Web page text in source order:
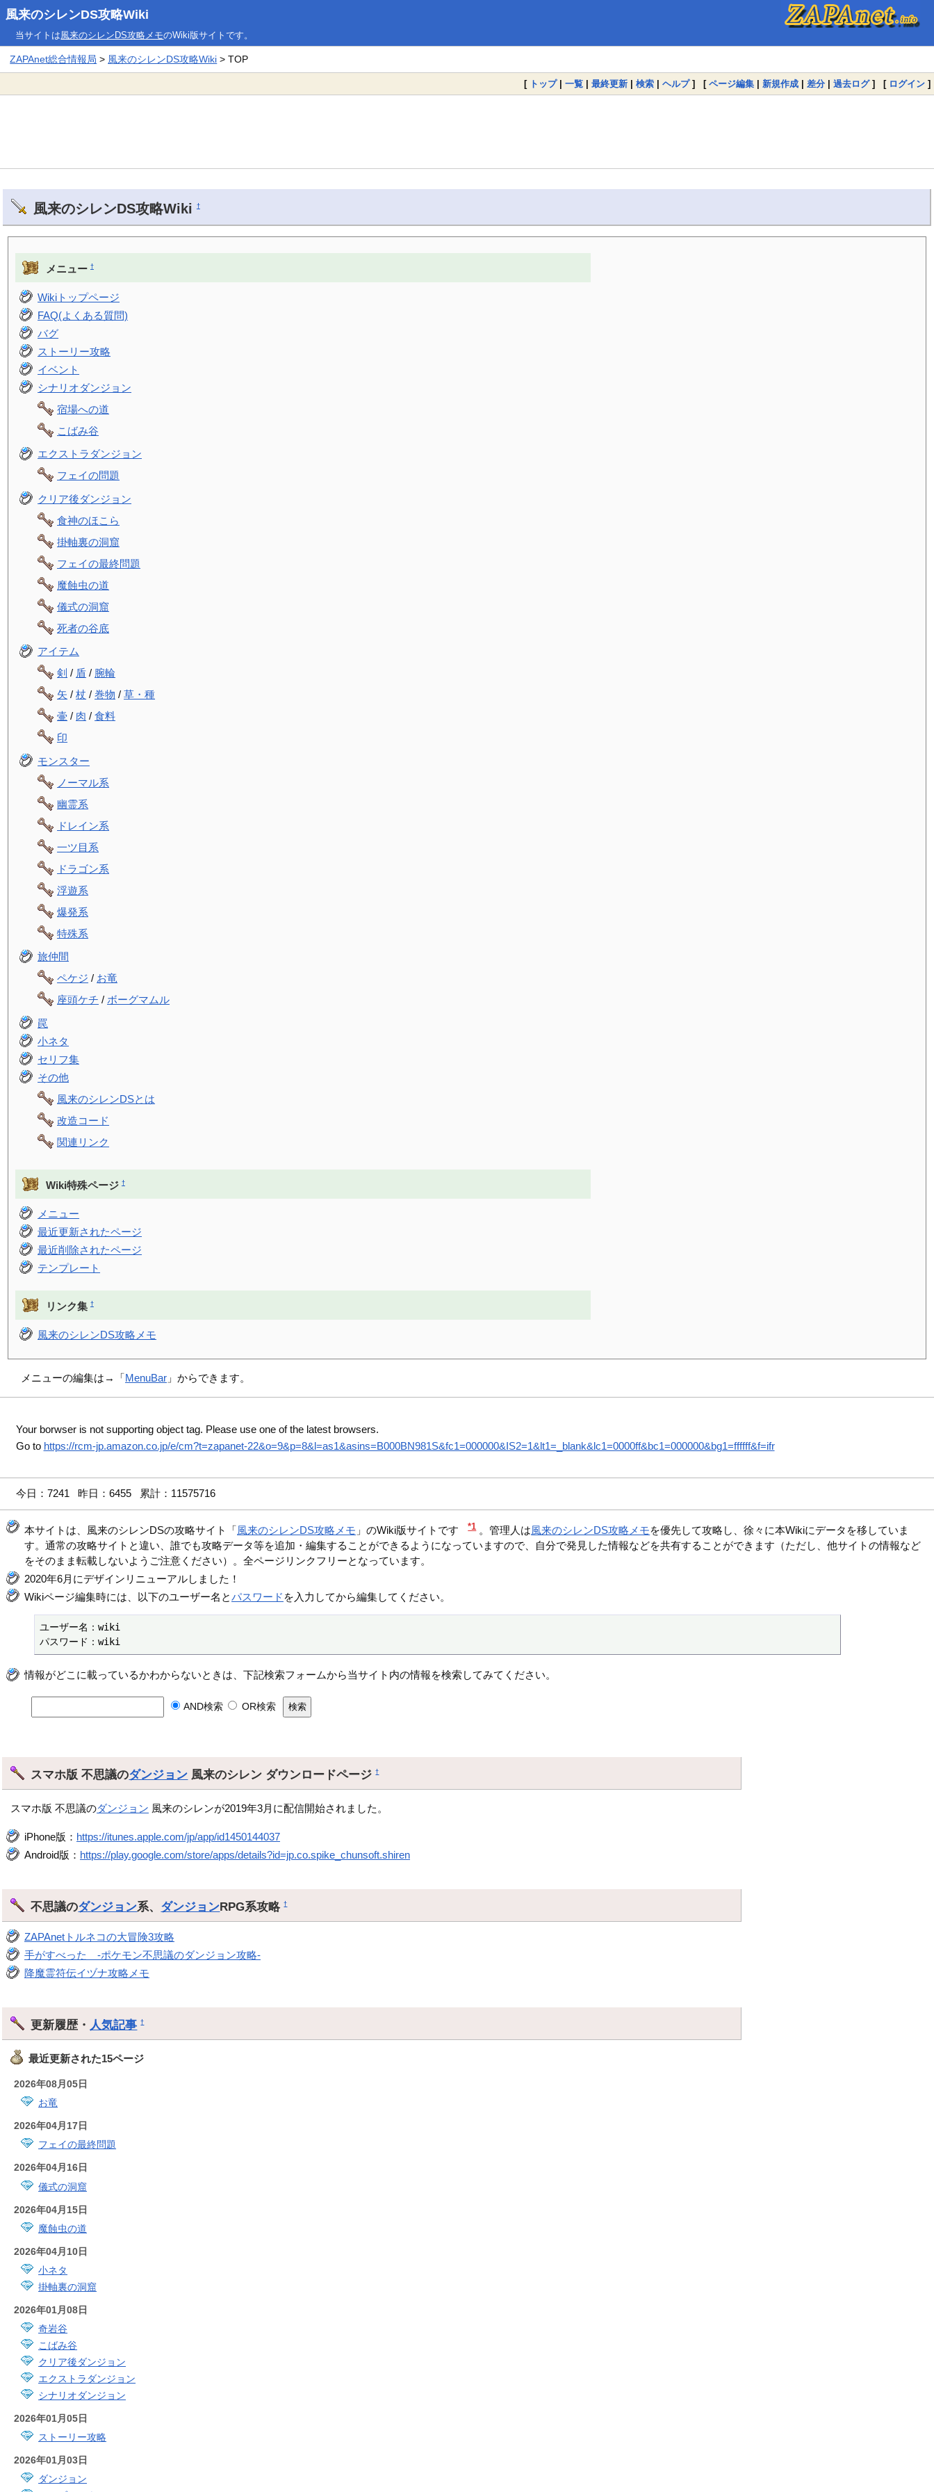
風来のシレンDS攻略Wiki
当サイトは風来のシレンDS攻略メモのWiki版サイトです。
ZAPAnet総合情報局 > 風来のシレンDS攻略Wiki > TOP
[ トップ| 一覧 | 最終更新 | 検索 | ヘルプ] [ ページ編集 | 新規作成 | 差分 | 過去ログ] [ ログイン ]
風来のシレンDS攻略Wiki †
メニュー †
Wikiトップページ
FAQ(よくある質問)
バグ
ストーリー攻略
イベント
シナリオダンジョン
宿場への道
こばみ谷
エクストラダンジョン
フェイの問題
クリア後ダンジョン
食神のほこら
掛軸裏の洞窟
フェイの最終問題
魔蝕虫の道
儀式の洞窟
死者の谷底
アイテム
剣 / 盾 / 腕輪
矢 /杖 /巻物 /草・種
壷 / 肉 /食料
印
モンスター
ノーマル系
幽霊系
ドレイン系
一ツ目系
ドラゴン系
浮遊系
爆発系
特殊系
旅仲間
ペケジ / お竜
座頭ケチ / ボーグマムル
罠
小ネタ
セリフ集
その他
風来のシレンDSとは
改造コード
関連リンク
Wiki特殊ページ †
メニュー
最近更新されたページ
最近削除されたページ
テンプレート
リンク集 †
風来のシレンDS攻略メモ
メニューの編集は→「MenuBar 」からできます。
Your borwser is not supporting object tag. Please use one of the latest browsers.
Go to https://rcm-jp.amazon.co.jp/e/cm?t=zapanet-22&o=9&p=8&l=as1&asins=B000BN981S&fc1=000000&IS2=1&lt1=_blank&lc1=0000ff&bc1=000000&bg1=ffffff&f=ifr
今日：7241 昨日：6455 累計：11575716
本サイトは、風来のシレンDSの攻略サイト「風来のシレンDS攻略メモ 」のWiki版サイトです *1 。管理人は風来のシレンDS攻略メモを優先して攻略し、徐々に本Wikiにデータを移していま
す。通常の攻略サイトと違い、誰でも攻略データ等を追加・編集することができるようになっていますので、自分で発見した情報などを共有することができます（ただし、他サイトの情報など
をそのまま転載しないようご注意ください）。全ページリンクフリーとなっています。
2020年6月にデザインリニューアルしました！
Wikiページ編集時には、以下のユーザー名とパスワード を入力してから編集してください。
ユーザー名：wiki
パスワード：wiki
情報がどこに載っているかわからないときは、下記検索フォームから当サイト内の情報を検索してみてください。
AND検索 OR検索
スマホ版 不思議のダンジョン 風来のシレン ダウンロードページ†
スマホ版 不思議のダンジョン 風来のシレンが2019年3月に配信開始されました。
iPhone版： https://itunes.apple.com/jp/app/id1450144037
Android版： https://play.google.com/store/apps/details?id=jp.co.spike_chunsoft.shiren
不思議のダンジョン系、 ダンジョンRPG系攻略†
ZAPAnetトルネコの大冒険3攻略
手がすべった -ポケモン不思議のダンジョン攻略-
降魔霊符伝イヅナ攻略メモ
更新履歴・ 人気記事 †
最近更新された15ページ
2026年08月05日
お竜
2026年04月17日
フェイの最終問題
2026年04月16日
儀式の洞窟
2026年04月15日
魔蝕虫の道
2026年04月10日
小ネタ
掛軸裏の洞窟
2026年01月08日
奇岩谷
こばみ谷
クリア後ダンジョン
エクストラダンジョン
シナリオダンジョン
2026年01月05日
ストーリー攻略
2026年01月03日
ダンジョン